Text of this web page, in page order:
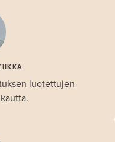
luotettujen